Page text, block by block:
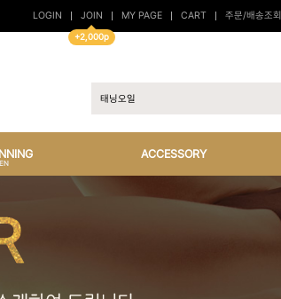
LOGIN JOIN
+2,000p
MY PAGE CART 주문/배송조회
ACCESSORY